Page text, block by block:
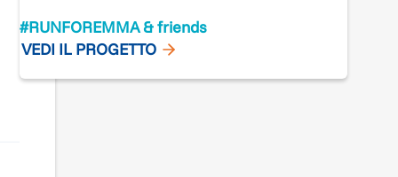
#RUNFOREMMA & friends
VEDI IL PROGETTO